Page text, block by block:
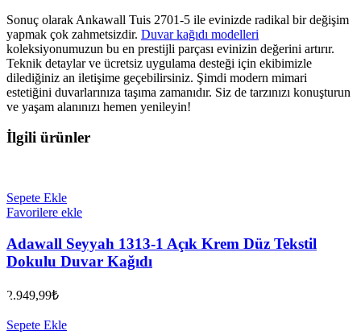
Sonuç olarak Ankawall Tuis 2701-5 ile evinizde radikal bir değişim
yapmak çok zahmetsizdir. Duvar kağıdı modelleri
koleksiyonumuzun bu en prestijli parçası evinizin değerini artırır.
Teknik detaylar ve ücretsiz uygulama desteği için ekibimizle
dilediğiniz an iletişime geçebilirsiniz. Şimdi modern mimari
estetiğini duvarlarınıza taşıma zamanıdır. Siz de tarzınızı konuşturun
ve yaşam alanınızı hemen yenileyin!
İlgili ürünler
Sepete Ekle
Favorilere ekle
Adawall Seyyah 1313-1 Açık Krem Düz Tekstil
Dokulu Duvar Kağıdı
2.949,99₺
Sepete Ekle